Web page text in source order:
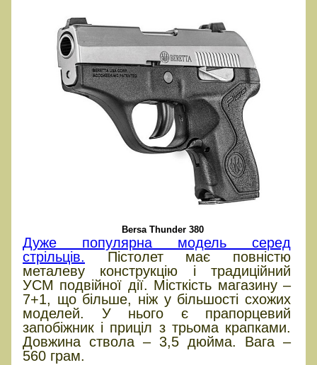
Bersa Thunder 380
Дуже популярна модель серед
стрільців. Пістолет має повністю
металеву конструкцію і традиційний
УСМ подвійної дії. Місткість магазину –
7+1, що більше, ніж у більшості схожих
моделей. У нього є прапорцевий
запобіжник і приціл з трьома крапками.
Довжина ствола – 3,5 дюйма. Вага –
560 грам.